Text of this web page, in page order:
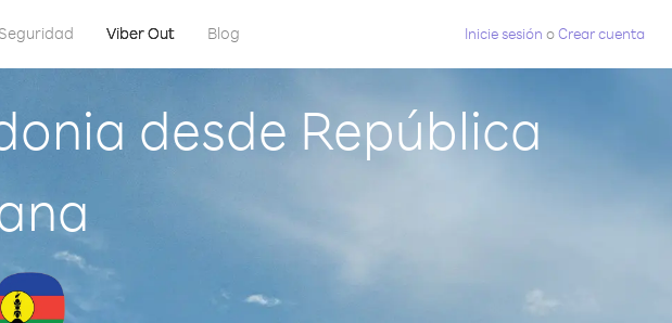
Seguridad Viber Out Blog Inicie sesión oCrear cuenta
desde República